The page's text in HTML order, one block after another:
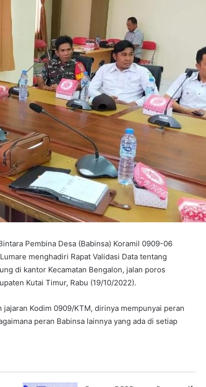
Pembina Desa (Babinsa) Koramil 0909-06
menghadiri Rapat Validasi Data tentang
di kantor Kecamatan Bengalon, jalan poros
Kutai Timur, Rabu (19/10/2022).
Kodim 0909/KTM, dirinya mempunyai peran
peran Babinsa lainnya yang ada di setiap